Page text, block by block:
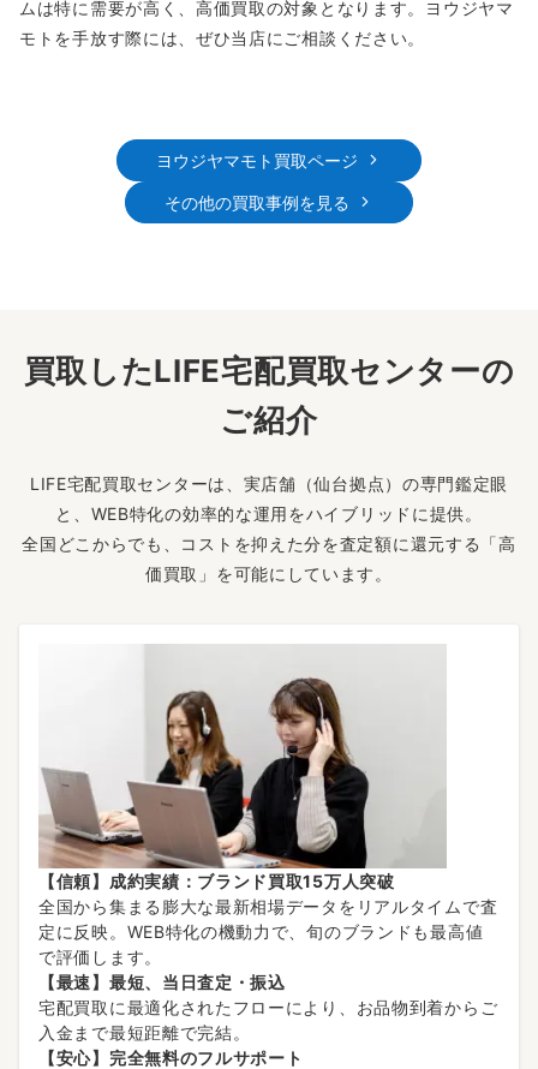
ムは特に需要が高く、高価買取の対象となります。ヨウジヤマ
モトを手放す際には、ぜひ当店にご相談ください。
ヨウジヤマモト買取ページ
その他の買取事例を見る
買取したLIFE宅配買取センターの
ご紹介
LIFE宅配買取センターは、実店舗（仙台拠点）の専門鑑定眼
と、WEB特化の効率的な運用をハイブリッドに提供。
全国どこからでも、コストを抑えた分を査定額に還元する「高
価買取」を可能にしています。
【信頼】成約実績：ブランド買取15万人突破
全国から集まる膨大な最新相場データをリアルタイムで査
定に反映。WEB特化の機動力で、旬のブランドも最高値
で評価します。
【最速】最短、当日査定・振込
宅配買取に最適化されたフローにより、お品物到着からご
入金まで最短距離で完結。
【安心】完全無料のフルサポート